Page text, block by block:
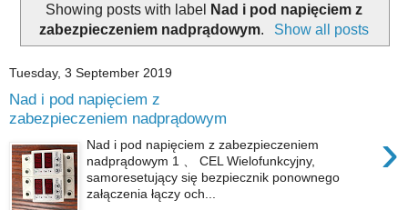
Showing posts with label
Nad i pod napięciem z
zabezpieczeniem nadprądowym. Show all posts
Tuesday, 3 September 2019
Nad i pod napięciem z
zabezpieczeniem nadprądowym
›
Nad i pod napięciem z zabezpieczeniem
nadprądowym 1 、 CEL Wielofunkcyjny,
samoresetujący się bezpiecznik ponownego
załączenia łączy och...